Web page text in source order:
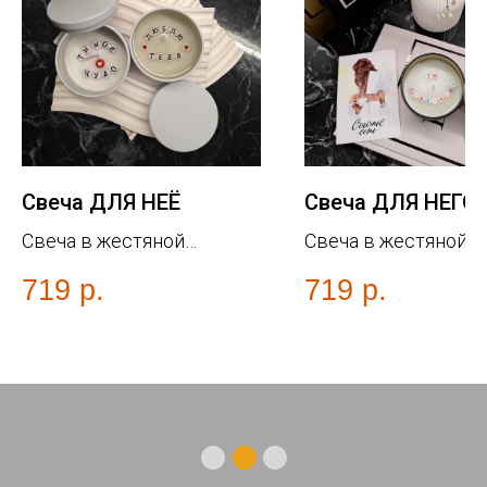
Свеча ДЛЯ НЕЁ
Свеча в жестяной
80гр воска /хлопковый
719 р.
Свеча ДЛЯ НЕГО
Свеча в жестяной
80гр воска /
719 р.